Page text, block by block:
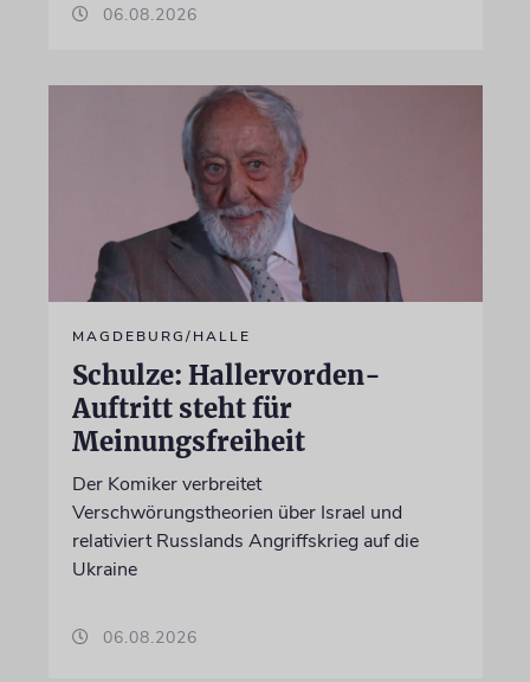
06.08.2026
MAGDEBURG/HALLE
Schulze: Hallervorden-
Auftritt steht für
Meinungsfreiheit
Der Komiker verbreitet
Verschwörungstheorien über Israel und
relativiert Russlands Angriffskrieg auf die
Ukraine
06.08.2026